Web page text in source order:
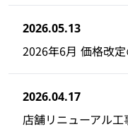
2026.05.13
2026年6月 価格改
2026.04.17
店舗リニューアル